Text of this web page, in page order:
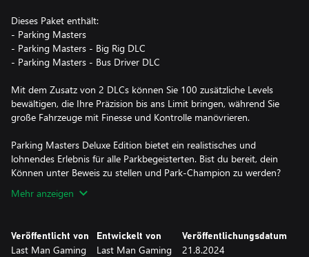
Dieses Paket enthält:
- Parking Masters
- Parking Masters - Big Rig DLC
- Parking Masters - Bus Driver DLC
Mit dem Zusatz von 2 DLCs können Sie 100 zusätzliche Levels
bewältigen, die Ihre Präzision bis ans Limit bringen, während Sie
große Fahrzeuge mit Finesse und Kontrolle manövrieren.
Parking Masters Deluxe Edition bietet ein realistisches und
lohnendes Erlebnis für alle Parkbegeisterten. Bist du bereit, dein
Können unter Beweis zu stellen und Park-Champion zu werden?
Mehr anzeigen
Veröffentlicht von
Last Man Gaming
Entwickelt von
Last Man Gaming
Veröffentlichungsdatum
21.8.2024